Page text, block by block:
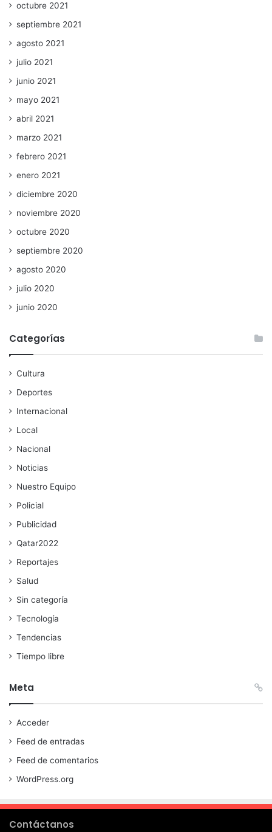
octubre 2021
septiembre 2021
agosto 2021
julio 2021
junio 2021
mayo 2021
abril 2021
marzo 2021
febrero 2021
enero 2021
diciembre 2020
noviembre 2020
octubre 2020
septiembre 2020
agosto 2020
julio 2020
junio 2020
Categorías
Cultura
Deportes
Internacional
Local
Nacional
Noticias
Nuestro Equipo
Policial
Publicidad
Qatar2022
Reportajes
Salud
Sin categoría
Tecnología
Tendencias
Tiempo libre
Meta
Acceder
Feed de entradas
Feed de comentarios
WordPress.org
Contáctanos